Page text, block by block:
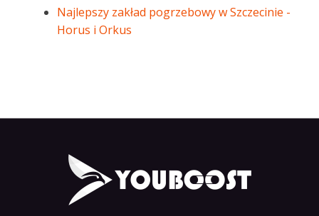
Najlepszy zakład pogrzebowy w Szczecinie -
Horus i Orkus